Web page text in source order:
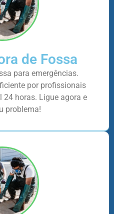
de Fossa
para emergências.
por profissionais
horas. Ligue agora e
problema!